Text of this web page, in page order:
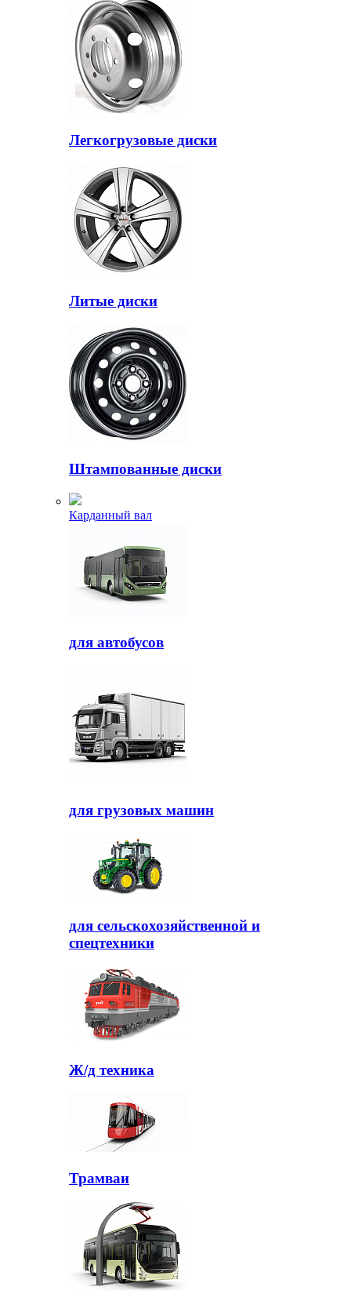
Легкогрузовые диски
Литые диски
Штампованные диски
Карданный вал
для автобусов
для грузовых машин
для сельскохозяйственной и
спецтехники
Ж/д техника
Трамваи